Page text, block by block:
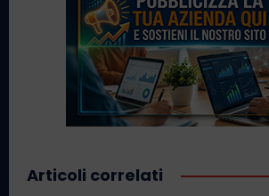
Articoli correlati